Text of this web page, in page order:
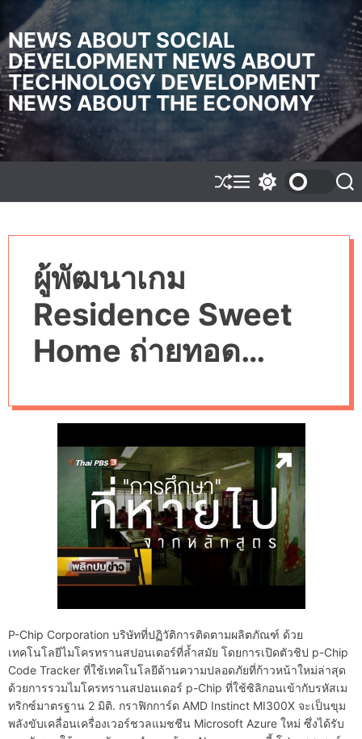
i
p
t
o
c
o
n
n
NEWS ABOUT SOCIAL
DEVELOPMENT NEWS ABOUT
TECHNOLOGY DEVELOPMENT
NEWS ABOUT THE ECONOMY
S
h
M
e
w
o
r
d
S
e
ผู้พัฒนาเกม
Residence Sweet
Home ถ่ายทอด
นักศึกษาภาพยนตร์
ดิจิทัล
P-Chip Corporation บริษัทที่ปฏิวัติการติดตามผลิตภัณฑ์ ด้วย
เทคโนโลยีไมโครทรานสปอนเดอร์ที่ล้ำสมัย โดยการเปิดตัวชิป p-Chip
Code Tracker ที่ใช้เทคโนโลยีด้านความปลอดภัยที่ก้าวหน้าใหม่ล่าสุด
ด้วยการรวมไมโครทรานสปอนเดอร์ p-Chip ที่ใช้ซิลิกอนเข้ากับรหัสเม
ทริกซ์มาตรฐาน 2 มิติ. กราฟิกการ์ด AMD Instinct MI300X จะเป็นขุม
พลังขับเคลื่อนเครื่องเวอร์ชวลแมชชีน Microsoft Azure ใหม่ ซึ่งได้รับ